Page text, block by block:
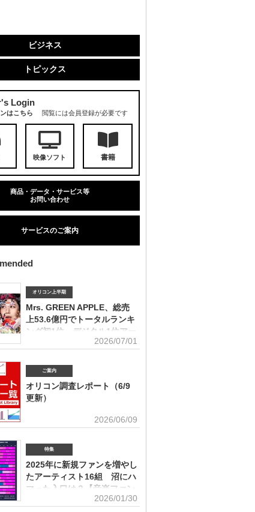
ビジネス
トピックス
Login
はこちら 閲覧には会員登録が必要です
映像ソフト 書籍
商品・データ・サービス等
お問い合わせ
サービスのご案内
オリコン上半期
Mrs. GREEN APPLE、総売
上53.6億円でトータルランキ
ング初1位 デジタル1位アー
ティストの受賞は史上初
セールス部門トータルランキング オリコンは7
ン上半期ランキング2026」（集計期間：2025年
年6月7日）のアーティスト別セールス部門「トー
」を発表。Mrs. GREEN APPLEが期間内総売上
身初の1位に輝いた。Mrs. GREEN APPLEはアー
ルス部門「デジタルランキング」では3年連続で上
安価なデジタルで1位を獲得したアーティストが
（左から）藤澤涼架（Key）、大森元貴（Vo／
（Gt） アーティスト別セールス部門「トータル
、音楽ソフト【シングル、アルバム、ミュージック
とデジタル【デジタルシングル（単曲）、デジタ
リーミン
2026/07/01
ご案内
オリコン調査レポート（6/9
更新）
ユーザー調査、マーケット動向を元にエン
、商品企画、値上げ検討時の判断材料として活用で
供(2026年6月)ボーイズグループに関する調査2026
SNS・動画配信を横断したファン行動を分析。今
ング戦略に活用できる内容を提供(2026年5月)アー
に関する調査2026「なぜ買うのか」「何が売れる
まで買うのか」を明確化し、商品企画・価格設計・
する示唆を提案(2026年4月)ストリーミング影響分
2026/06/09
特集
2025年に新規ファンを増やし
たアーティスト16組 沼にハ
マった入口は？【音楽ファン
2026/01/30